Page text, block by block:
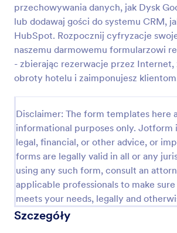
przechowywania danych, jak Dysk
lub dodawaj gości do systemu CRM,
HubSpot. Rozpocznij cyfryzacje
naszemu darmowemu formularzowi
- zbierając rezerwacje przez Internet,
obroty hotelu i zaimponujesz
Disclaimer: The form templates here
informational purposes only. Jotform
legal, financial, or other advice, or
forms are legally valid in all or any
using any such form, consult an
applicable professionals to make
meets your needs, legally and
Szczegóły
Użyj tego prostego szablonu
by pozwolić Twoim klientom
Możesz zebrać wszystkie potrzebne
takie jak imię i nazwisko, numer
osób i szczegóły dotyczące dat.
ustawić emaile autoodpowiedzi,
klienci będą pewni, że rezerwacja
Go to Category:
Formularze bookingowe
Użyj szablonu
Podgląd